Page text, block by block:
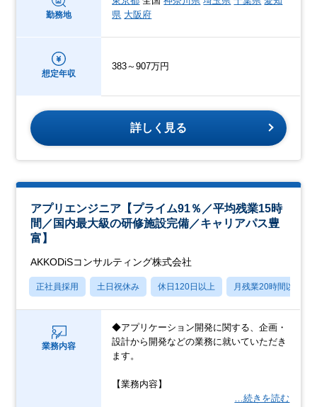
勤務地
県 大阪府
想定年収
383～907万円
詳しく見る
アプリエンジニア【プライム91％／平均残業15時
間／国内最大級の研修施設完備／キャリアパス豊
富】
AKKODiSコンサルティング株式会社
正社員採用 土日祝休み 休日120日以上 月残業20時間以内
業務内容
◆アプリケーション開発に関する、企画・
設計から開発などの業務に就いていただき
ます。
【業務内容】
…続きを読む